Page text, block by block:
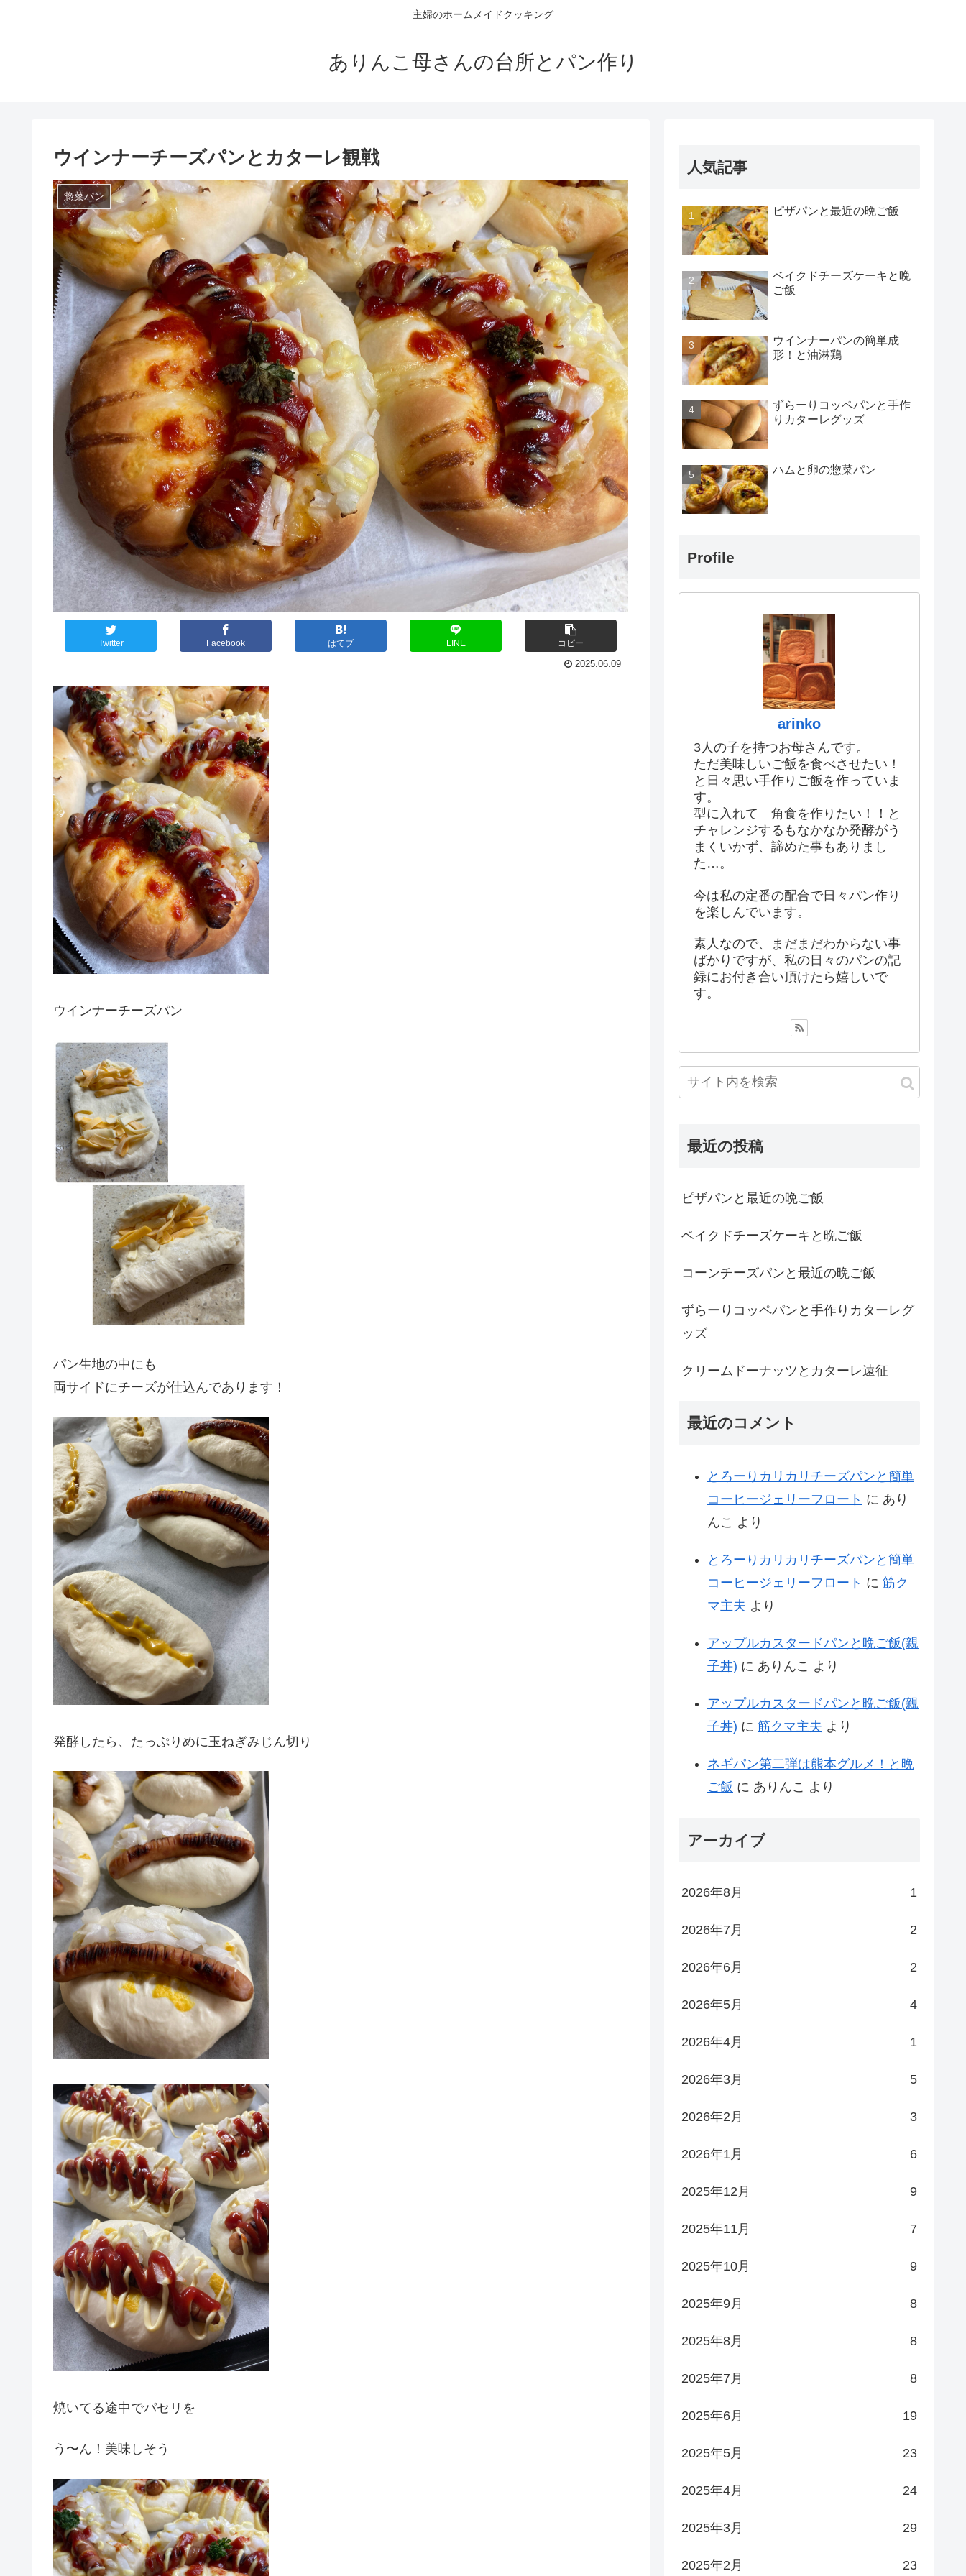
主婦のホームメイドクッキング
ありんこ母さんの台所とパン作り
ウインナーチーズパンとカターレ観戦
惣菜パン
Twitter Facebook はてブ LINE コピー
2025.06.09
ウインナーチーズパン
パン生地の中にも
両サイドにチーズが仕込んであります！
発酵したら、たっぷりめに玉ねぎみじん切り
焼いてる途中でパセリを
う〜ん！美味しそう
人気記事
ピザパンと最近の晩ご飯
ベイクドチーズケーキと晩
ご飯
ウインナーパンの簡単成
形！と油淋鶏
ずらーりコッペパンと手作
りカターレグッズ
ハムと卵の惣菜パン
Profile
arinko
3人の子を持つお母さんです。
ただ美味しいご飯を食べさせたい！
と日々思い手作りご飯を作っていま
す。
型に入れて 角食を作りたい！！と
チャレンジするもなかなか発酵がう
まくいかず、諦めた事もありまし
た…。
今は私の定番の配合で日々パン作り
を楽しんでいます。
素人なので、まだまだわからない事
ばかりですが、私の日々のパンの記
録にお付き合い頂けたら嬉しいで
す。
最近の投稿
ピザパンと最近の晩ご飯
ベイクドチーズケーキと晩ご飯
コーンチーズパンと最近の晩ご飯
ずらーりコッペパンと手作りカターレグ
ッズ
クリームドーナッツとカターレ遠征
最近のコメント
とろーりカリカリチーズパンと簡単
コーヒージェリーフロート に あり
んこ より
とろーりカリカリチーズパンと簡単
コーヒージェリーフロート に 筋ク
マ主夫 より
アップルカスタードパンと晩ご飯(親
子丼) に ありんこ より
アップルカスタードパンと晩ご飯(親
子丼) に 筋クマ主夫 より
ネギパン第二弾は熊本グルメ！と晩
ご飯 に ありんこ より
アーカイブ
2026年8月 1
2026年7月 2
2026年6月 2
2026年5月 4
2026年4月 1
2026年3月 5
2026年2月 3
2026年1月 6
2025年12月 9
2025年11月 7
2025年10月 9
2025年9月 8
2025年8月 8
2025年7月 8
2025年6月 19
2025年5月 23
2025年4月 24
2025年3月 29
2025年2月 23